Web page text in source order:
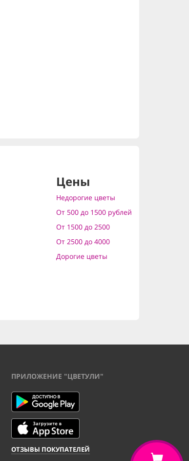
Цены
Недорогие цветы
От 500 до 1500 рублей
От 1500 до 2500
От 2500 до 4000
Дорогие цветы
ПРИЛОЖЕНИЕ "ЦВЕТУЛИ"
ОТЗЫВЫ ПОКУПАТЕЛЕЙ